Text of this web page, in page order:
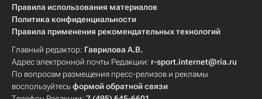
Правила использования материалов
Политика конфиденциальности
Правила применения рекомендательных технологий
Главный редактор: Гаврилова А.В.
Адрес электронной почты Редакции: r-sport.internet@ria.ru
По вопросам размещения пресс-релизов и рекламы
воспользуйтесьформой обратной связи